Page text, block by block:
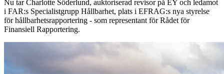
Nu tar Charlotte Söderlund, auktoriserad revisor på EY och ledamot
i FAR:s Specialistgrupp Hållbarhet, plats i EFRAG:s nya styrelse
för hållbarhetsrapportering - som representant för Rådet för
Finansiell Rapportering.